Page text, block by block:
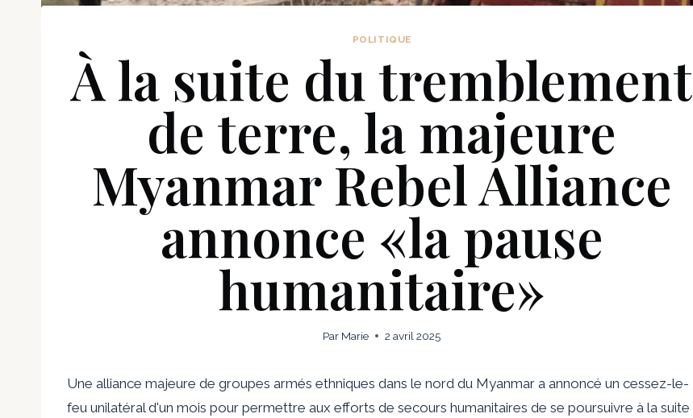
POLITIQUE
À la suite du tremblement
de terre, la majeure
Myanmar Rebel Alliance
annonce «la pause
humanitaire»
Par Marie 2 avril 2025
Une alliance majeure de groupes armés ethniques dans le nord du Myanmar a annoncé un cessez-le-
feu unilatéral d'un mois pour permettre aux efforts de secours humanitaires de se poursuivre à la suite